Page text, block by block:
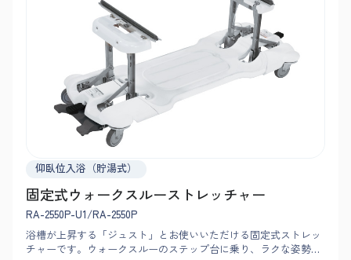
仰臥位入浴（貯湯式）
固定式ウォークスルーストレッチャー
RA-2550P-U1/RA-2550P
浴槽が上昇する「ジュスト」とお使いいただける固定式ストレッ
チャーです。ウォークスルーのステップ台に乗り、ラクな姿勢で